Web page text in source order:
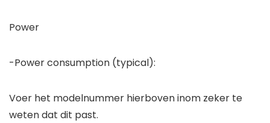
Power
-Power consumption (typical):
Voer het modelnummer hierboven inom zeker te
weten dat dit past.